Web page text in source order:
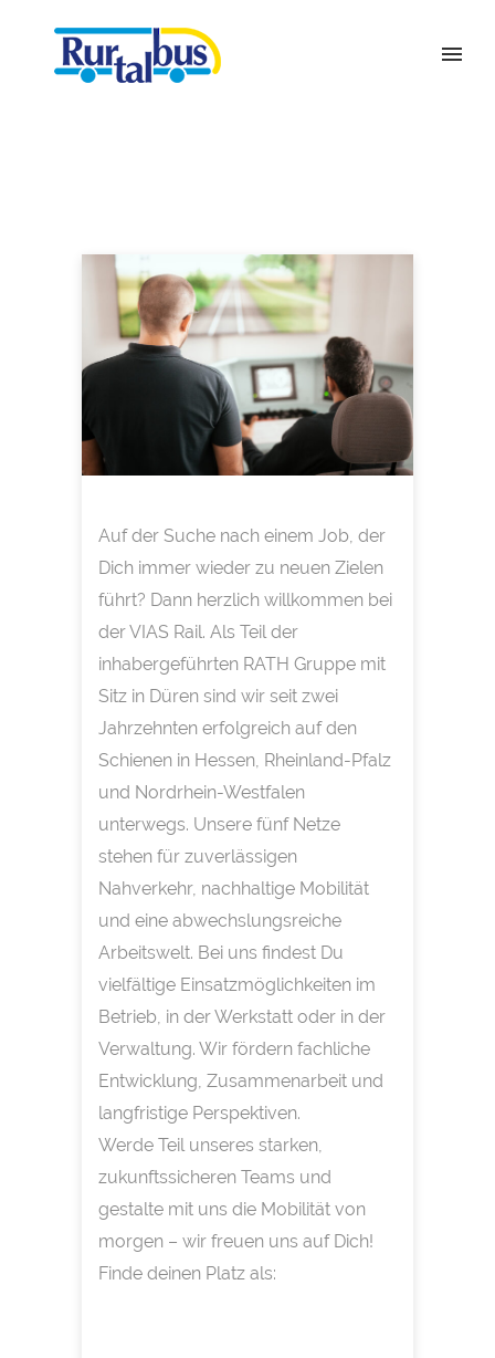
Auf der Suche nach einem Job, der
Dich immer wieder zu neuen Zielen
führt? Dann herzlich willkommen bei
der VIAS Rail. Als Teil der
inhabergeführten RATH Gruppe mit
Sitz in Düren sind wir seit zwei
Jahrzehnten erfolgreich auf den
Schienen in Hessen, Rheinland-Pfalz
und Nordrhein-Westfalen
unterwegs. Unsere fünf Netze
stehen für zuverlässigen
Nahverkehr, nachhaltige Mobilität
und eine abwechslungsreiche
Arbeitswelt. Bei uns findest Du
vielfältige Einsatzmöglichkeiten im
Betrieb, in der Werkstatt oder in der
Verwaltung. Wir fördern fachliche
Entwicklung, Zusammenarbeit und
langfristige Perspektiven.
Werde Teil unseres starken,
zukunftssicheren Teams und
gestalte mit uns die Mobilität von
morgen – wir freuen uns auf Dich!
Finde deinen Platz als: